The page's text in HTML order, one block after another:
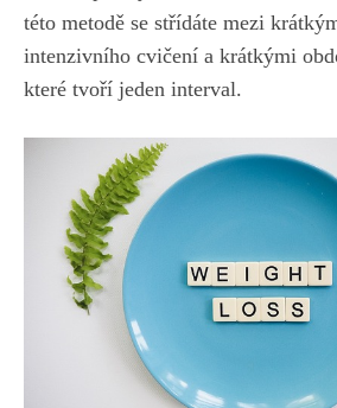
této metodě se ‌střídáte⁤ mezi
intenzivního cvičení a krátkými
které tvoří jeden ‌interval.